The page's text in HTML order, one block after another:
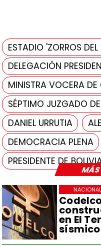
en El
NACIONAL
ESTADIO 'ZORROS DEL
DELEGACIÓN
MINISTRA VOCERA DE
SÉPTIMO JUZGADO
DANIEL URRUTIA
DEMOCRACIA PLENA
PRESIDENTE DE